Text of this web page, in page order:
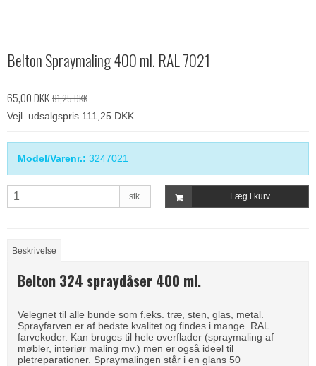
Belton Spraymaling 400 ml. RAL 7021
65,00 DKK81,25 DKK
Vejl. udsalgspris 111,25 DKK
Model/Varenr.: 3247021
stk. Læg i kurv
Beskrivelse
Belton 324 spraydåser 400 ml.
Velegnet til alle bunde som f.eks. træ, sten, glas, metal.
Sprayfarven er af bedste kvalitet og findes i mange RAL
farvekoder. Kan bruges til hele overflader (spraymaling af
møbler, interiør maling mv.) men er også ideel til
pletreparationer. Spraymalingen står i en glans 50